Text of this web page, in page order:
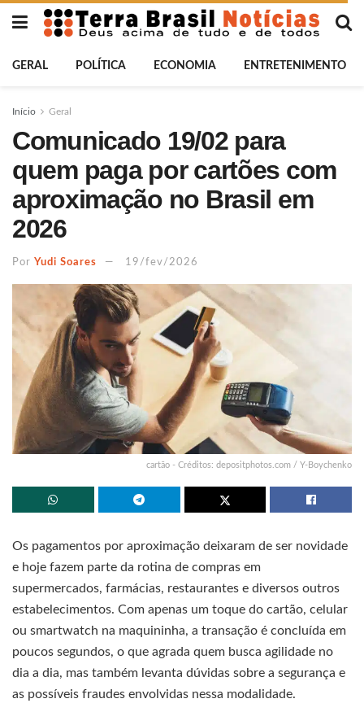
GERAL POLÍTICA ECONOMIA ENTRETENIMENTO
Início Geral
Comunicado 19/02 para
quem paga por cartões com
aproximação no Brasil em
2026
Por Yudi Soares 19/fev/2026
cartão - Créditos: depositphotos.com / Y-Boychenko
Os pagamentos por aproximação deixaram de ser novidade
e hoje fazem parte da rotina de compras em
supermercados, farmácias, restaurantes e diversos outros
estabelecimentos. Com apenas um toque do cartão, celular
ou smartwatch na maquininha, a transação é concluída em
poucos segundos, o que agrada quem busca agilidade no
dia a dia, mas também levanta dúvidas sobre a segurança e
as possíveis fraudes envolvidas nessa modalidade.